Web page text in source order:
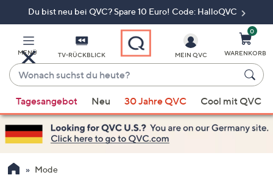
Du bist neu bei QVC? Spare 10 Euro! Code: HalloQVC
MENÜ TV-RÜCKBLICK
Wonach
suchst
du
heute?
Vorschläge
verfügbar
sind,
verwenden
Sie
MEIN QVC
0
WARENKORB
Tagesangebot Neu 30 Jahre QVC Cool mit QVC
Mode